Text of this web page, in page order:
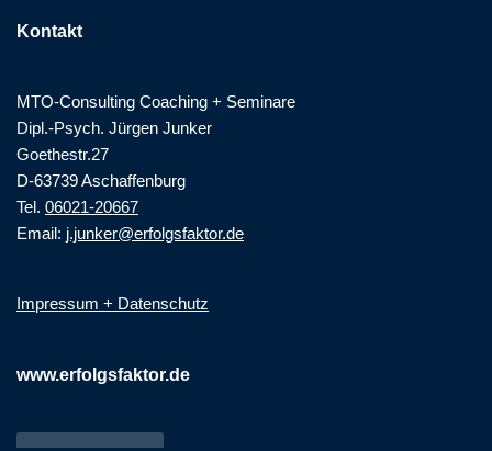
Kontakt
MTO-Consulting Coaching + Seminare
Dipl.-Psych. Jürgen Junker
Goethestr.27
D-63739 Aschaffenburg
Tel. 06021-20667
Email: j.junker@erfolgsfaktor.de
Impressum + Datenschutz
www.erfolgsfaktor.de